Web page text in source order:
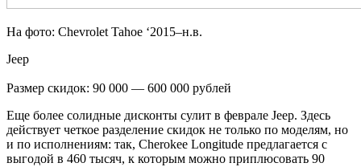
На фото: Chevrolet Tahoe ‘2015–н.в.
Jeep
Размер скидок: 90 000 — 600 000 рублей
Еще более солидные дисконты сулит в феврале Jeep. Здесь
действует четкое разделение скидок не только по моделям, но
и по исполнениям: так, Cherokee Longitude предлагается с
выгодой в 460 тысяч, к которым можно приплюсовать 90